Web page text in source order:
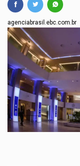
agenciabrasil.ebc.com.br